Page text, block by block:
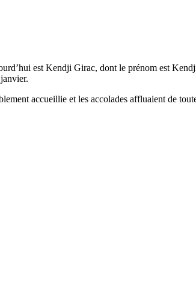
est Kendji Girac, dont le prénom est
accueillie et les accolades affluaient de